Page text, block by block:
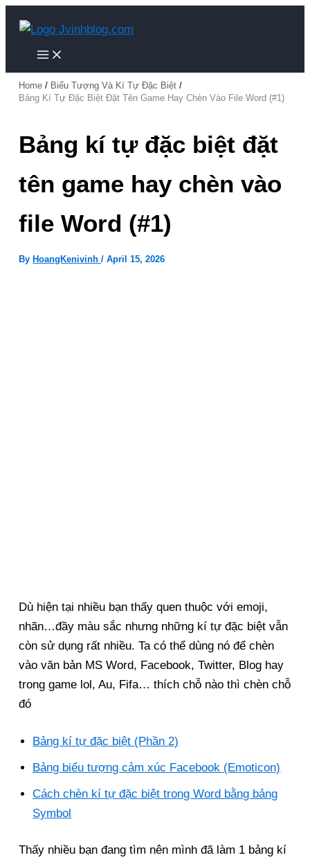
content
Home
Biểu Tượng Và Kí Tự Đặc Biệt
Bảng Kí Tự Đặc Biệt Đặt Tên Game Hay Chèn Vào File Word (#1)
Bảng kí tự đặc biệt đặt
tên game hay chèn vào
file Word (#1)
By HoangKenivinh/April 15, 2026
Dù hiện tại nhiều bạn thấy quen thuộc với emoji,
nhãn…đầy màu sắc nhưng những kí tự đặc biệt vẫn
còn sử dụng rất nhiều. Ta có thể dùng nó để chèn
vào văn bản MS Word, Facebook, Twitter, Blog hay
trong game lol, Au, Fifa… thích chỗ nào thì chèn chỗ
đó
Bảng kí tự đặc biệt (Phần 2)
Bảng biểu tượng cảm xúc Facebook (Emoticon)
Cách chèn kí tự đặc biệt trong Word bằng bảng
Symbol
Thấy nhiều bạn đang tìm nên mình đã làm 1 bảng kí